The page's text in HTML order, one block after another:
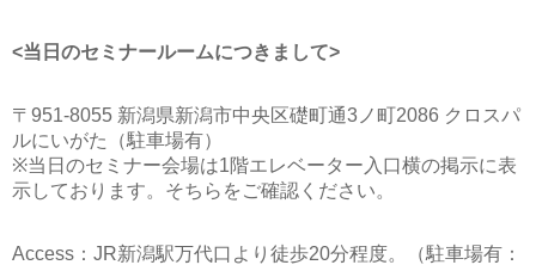
<当日のセミナールームにつきまして>
〒951-8055 新潟県新潟市中央区礎町通3ノ町2086 クロスパ
ルにいがた（駐車場有）
※当日のセミナー会場は1階エレベーター入口横の掲示に表
示しております。そちらをご確認ください。
Access：JR新潟駅万代口より徒歩20分程度。（駐車場有：